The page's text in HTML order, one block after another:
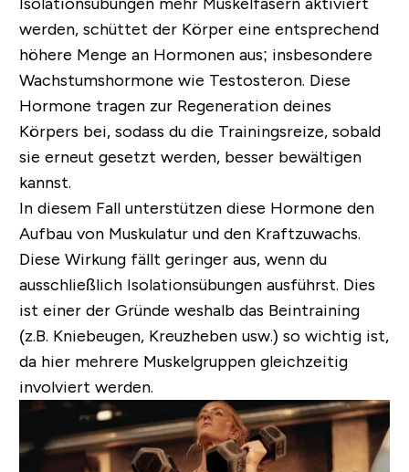
werden, schüttet der Körper eine entsprechend
höhere Menge an Hormonen aus; insbesondere
Wachstumshormone wie Testosteron. Diese
Hormone tragen zur Regeneration deines
Körpers bei, sodass du die Trainingsreize, sobald
sie erneut gesetzt werden, besser bewältigen
kannst.
In diesem Fall unterstützen diese Hormone den
Aufbau von Muskulatur und den Kraftzuwachs.
Diese Wirkung fällt geringer aus, wenn du
ausschließlich Isolationsübungen ausführst. Dies
ist einer der Gründe weshalb das Beintraining
(z.B. Kniebeugen, Kreuzheben usw.) so wichtig ist,
da hier mehrere Muskelgruppen gleichzeitig
involviert werden.